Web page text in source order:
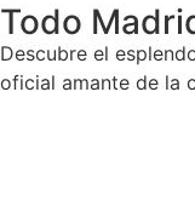
Todo
Descubre el
oficial amante de la